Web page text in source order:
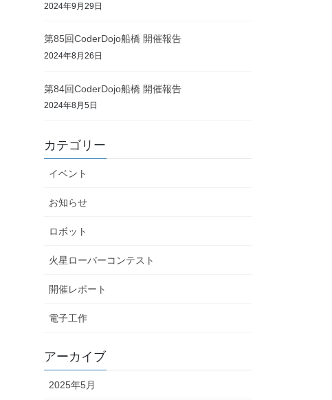
2024年9月29日
第85回CoderDojo船橋 開催報告
2024年8月26日
第84回CoderDojo船橋 開催報告
2024年8月5日
カテゴリー
イベント
お知らせ
ロボット
火星ローバーコンテスト
開催レポート
電子工作
アーカイブ
2025年5月